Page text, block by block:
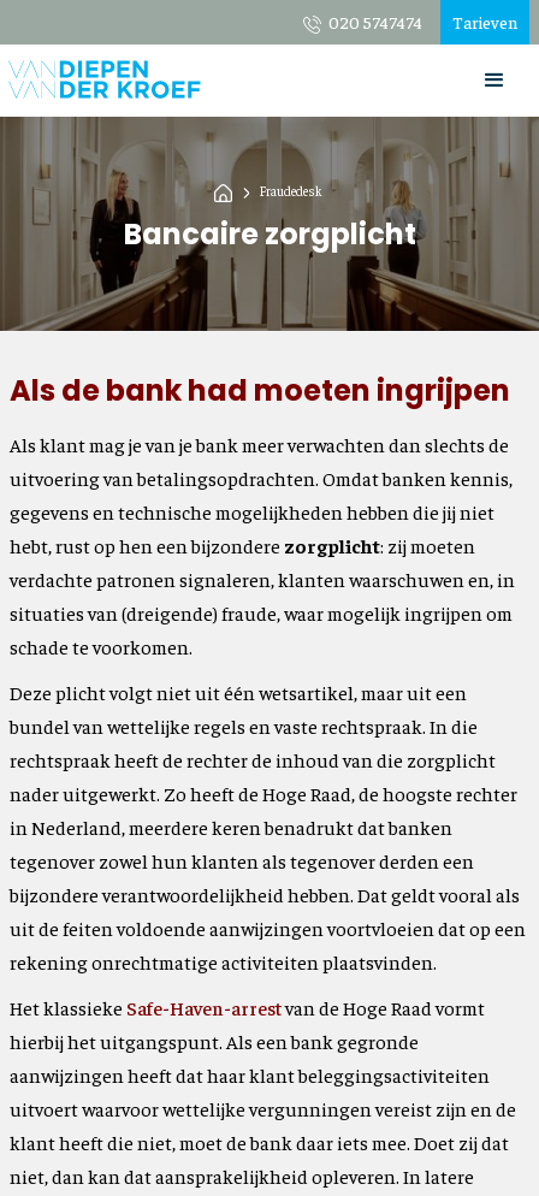
020 5747474 Tarieven
Fraudedesk
Bancaire zorgplicht
Als de bank had moeten ingrijpen
Als klant mag je van je bank meer verwachten dan slechts de
uitvoering van betalingsopdrachten. Omdat banken kennis,
gegevens en technische mogelijkheden hebben die jij niet
hebt, rust op hen een bijzondere zorgplicht: zij moeten
verdachte patronen signaleren, klanten waarschuwen en, in
situaties van (dreigende) fraude, waar mogelijk ingrijpen om
schade te voorkomen.
Deze plicht volgt niet uit één wetsartikel, maar uit een
bundel van wettelijke regels en vaste rechtspraak. In die
rechtspraak heeft de rechter de inhoud van die zorgplicht
nader uitgewerkt. Zo heeft de Hoge Raad, de hoogste rechter
in Nederland, meerdere keren benadrukt dat banken
tegenover zowel hun klanten als tegenover derden een
bijzondere verantwoordelijkheid hebben. Dat geldt vooral als
uit de feiten voldoende aanwijzingen voortvloeien dat op een
rekening onrechtmatige activiteiten plaatsvinden.
Het klassieke Safe-Haven-arrestvan de Hoge Raad vormt
hierbij het uitgangspunt. Als een bank gegronde
aanwijzingen heeft dat haar klant beleggingsactiviteiten
uitvoert waarvoor wettelijke vergunningen vereist zijn en de
klant heeft die niet, moet de bank daar iets mee. Doet zij dat
niet, dan kan dat aansprakelijkheid opleveren. In latere